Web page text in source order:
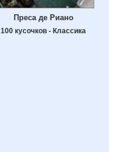
Преса де Риано
100 кусочков - Классика